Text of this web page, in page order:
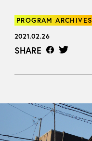
PROGRAM ARCHIVES
2021.02.26
SHARE